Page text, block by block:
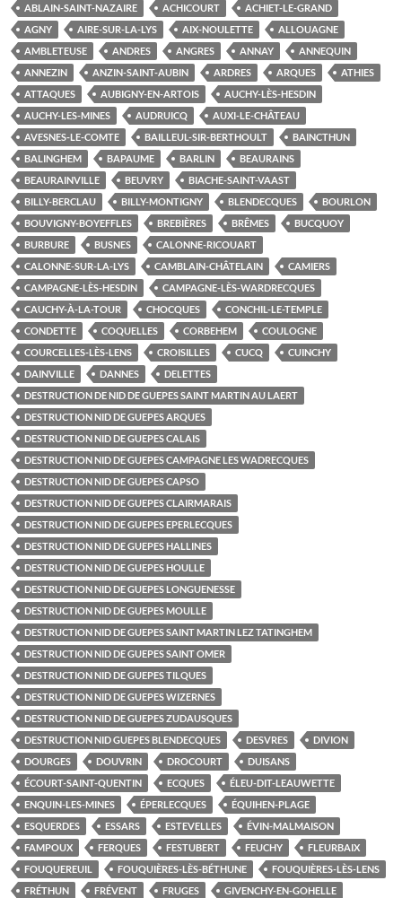
ABLAIN-SAINT-NAZAIRE ACHICOURT
ACHIET-LE-GRAND
AGNY
AIRE-SUR-LA-LYS AIX-NOULETTE
ALLOUAGNE
AMBLETEUSE
ANDRES ANGRES ANNAY
ANNEQUIN
ANNEZIN
ANZIN-SAINT-AUBIN ARDRES ARQUES
ATHIES
ATTAQUES
AUBIGNY-EN-ARTOIS
AUCHY-LÈS-HESDIN
AUCHY-LES-MINES
AUDRUICQ
AUXI-LE-CHÂTEAU
AVESNES-LE-COMTE
BAILLEUL-SIR-BERTHOULT
BAINCTHUN
BALINGHEM
BAPAUME BARLIN
BEAURAINS
BEAURAINVILLE
BEUVRY
BIACHE-SAINT-VAAST
BILLY-BERCLAU
BILLY-MONTIGNY BLENDECQUES
BOURLON
BOUVIGNY-BOYEFFLES
BREBIÈRES BRÊMES
BUCQUOY
BURBURE
BUSNES
CALONNE-RICOUART
CALONNE-SUR-LA-LYS
CAMBLAIN-CHÂTELAIN
CAMIERS
CAMPAGNE-LÈS-HESDIN
CAMPAGNE-LÈS-WARDRECQUES
CAUCHY-À-LA-TOUR
CHOCQUES
CONCHIL-LE-TEMPLE
CONDETTE
COQUELLES CORBEHEM
COULOGNE
COURCELLES-LÈS-LENS
CROISILLES CUCQ
CUINCHY
DAINVILLE
DANNES
DELETTES
DESTRUCTION DE NID DE GUEPES SAINT MARTIN AU LAERT
DESTRUCTION NID DE GUEPES ARQUES
DESTRUCTION NID DE GUEPES CALAIS
DESTRUCTION NID DE GUEPES CAMPAGNE LES WADRECQUES
DESTRUCTION NID DE GUEPES CAPSO
DESTRUCTION NID DE GUEPES CLAIRMARAIS
DESTRUCTION NID DE GUEPES EPERLECQUES
DESTRUCTION NID DE GUEPES HALLINES
DESTRUCTION NID DE GUEPES HOULLE
DESTRUCTION NID DE GUEPES LONGUENESSE
DESTRUCTION NID DE GUEPES MOULLE
DESTRUCTION NID DE GUEPES SAINT MARTIN LEZ TATINGHEM
DESTRUCTION NID DE GUEPES SAINT OMER
DESTRUCTION NID DE GUEPES TILQUES
DESTRUCTION NID DE GUEPES WIZERNES
DESTRUCTION NID DE GUEPES ZUDAUSQUES
DESTRUCTION NID GUEPES BLENDECQUES
DESVRES
DIVION
DOURGES
DOUVRIN DROCOURT
DUISANS
ÉCOURT-SAINT-QUENTIN
ECQUES
ÉLEU-DIT-LEAUWETTE
ENQUIN-LES-MINES
ÉPERLECQUES
ÉQUIHEN-PLAGE
ESQUERDES
ESSARS ESTEVELLES
ÉVIN-MALMAISON
FAMPOUX
FERQUES FESTUBERT FEUCHY
FLEURBAIX
FOUQUEREUIL
FOUQUIÈRES-LÈS-BÉTHUNE
FOUQUIÈRES-LÈS-LENS
FRÉTHUN
FRÉVENT FRUGES
GIVENCHY-EN-GOHELLE